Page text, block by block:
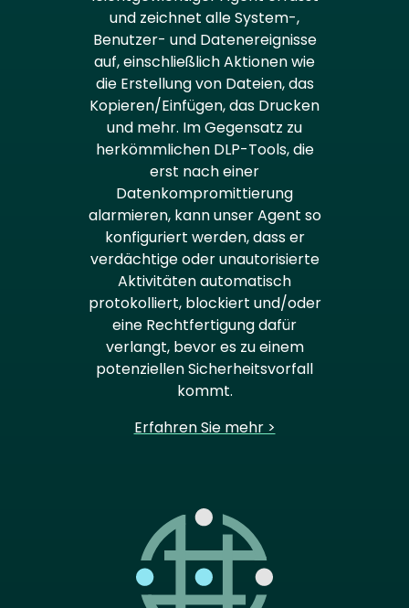
und zeichnet alle System-,
Benutzer- und Datenereignisse
auf, einschließlich Aktionen wie
die Erstellung von Dateien, das
Kopieren/Einfügen, das Drucken
und mehr. Im Gegensatz zu
herkömmlichen DLP-Tools, die
erst nach einer
Datenkompromittierung
alarmieren, kann unser Agent so
konfiguriert werden, dass er
verdächtige oder unautorisierte
Aktivitäten automatisch
protokolliert, blockiert und/oder
eine Rechtfertigung dafür
verlangt, bevor es zu einem
potenziellen Sicherheitsvorfall
kommt.
Erfahren Sie mehr >